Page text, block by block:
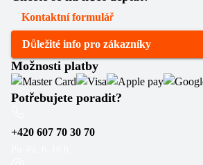
Kontaktní formulář
Důležité info pro zákazníky
Možnosti platby
Potřebujete poradit?
+420 607 70 30 70